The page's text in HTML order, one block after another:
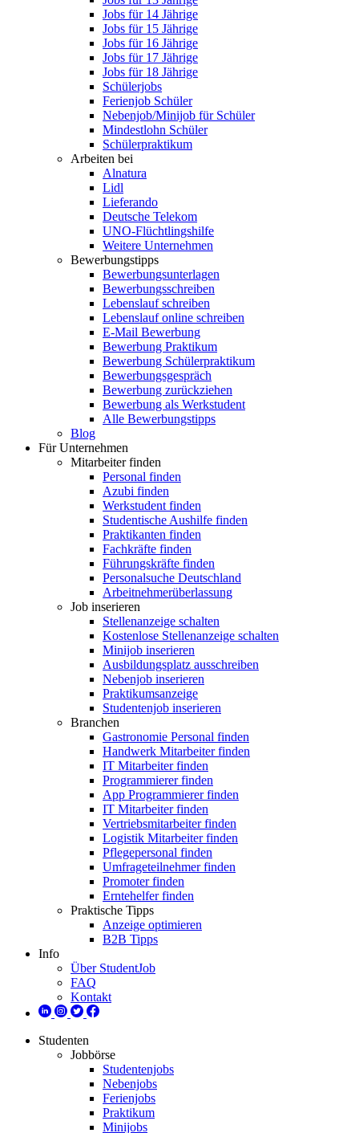
Jobs für 14 Jährige
Jobs für 15 Jährige
Jobs für 16 Jährige
Jobs für 17 Jährige
Jobs für 18 Jährige
Schülerjobs
Ferienjob Schüler
Nebenjob/Minijob für Schüler
Mindestlohn Schüler
Schülerpraktikum
Arbeiten bei
Alnatura
Lidl
Lieferando
Deutsche Telekom
UNO-Flüchtlingshilfe
Weitere Unternehmen
Bewerbungstipps
Bewerbungsunterlagen
Bewerbungsschreiben
Lebenslauf schreiben
Lebenslauf online schreiben
E-Mail Bewerbung
Bewerbung Praktikum
Bewerbung Schülerpraktikum
Bewerbungsgespräch
Bewerbung zurückziehen
Bewerbung als Werkstudent
Alle Bewerbungstipps
Blog
Für Unternehmen
Mitarbeiter finden
Personal finden
Azubi finden
Werkstudent finden
Studentische Aushilfe finden
Praktikanten finden
Fachkräfte finden
Führungskräfte finden
Personalsuche Deutschland
Arbeitnehmerüberlassung
Job inserieren
Stellenanzeige schalten
Kostenlose Stellenanzeige schalten
Minijob inserieren
Ausbildungsplatz ausschreiben
Nebenjob inserieren
Praktikumsanzeige
Studentenjob inserieren
Branchen
Gastronomie Personal finden
Handwerk Mitarbeiter finden
IT Mitarbeiter finden
Programmierer finden
App Programmierer finden
IT Mitarbeiter finden
Vertriebsmitarbeiter finden
Logistik Mitarbeiter finden
Pflegepersonal finden
Umfrageteilnehmer finden
Promoter finden
Erntehelfer finden
Praktische Tipps
Anzeige optimieren
B2B Tipps
Info
Über StudentJob
FAQ
Kontakt
Studenten
Jobbörse
Studentenjobs
Nebenjobs
Ferienjobs
Praktikum
Minijobs